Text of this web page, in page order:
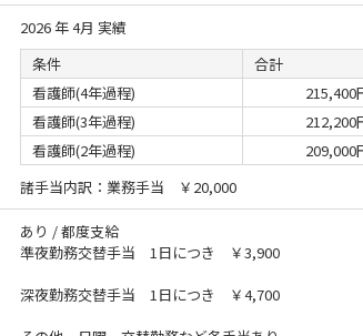
2026 年 4月 実績
条件
合計
看護師(4年過程)
215,400
看護師(3年過程)
212,200
看護師(2年過程)
209,000
諸手当内訳：業務手当 ￥20,000
あり / 都度支給
準夜勤務交替手当 1日につき ￥3,900
深夜勤務交替手当 1日につき ￥4,700